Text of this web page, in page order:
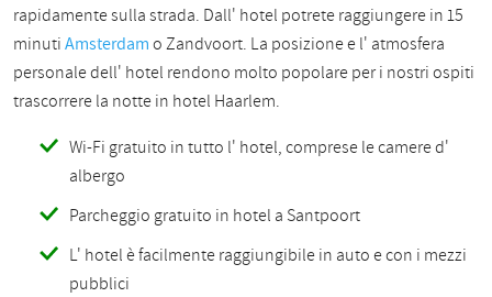
rapidamente sulla strada. Dall' hotel potrete raggiungere in 15
minutiAmsterdamo Zandvoort. La posizione e l' atmosfera
personale dell' hotel rendono molto popolare per i nostri ospiti
trascorrere la notte in hotel Haarlem.
Wi-Fi gratuito in tutto l' hotel, comprese le camere d'
albergo
Parcheggio gratuito in hotel a Santpoort
L' hotel è facilmente raggiungibile in auto e con i mezzi
pubblici